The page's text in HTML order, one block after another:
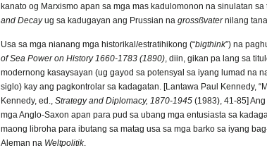
kanato og Marxismo apan sa mga mas kadulomonon na sinulatan
and Decayug sa kadugayan ang Prussian na grossßvaternilang
Usa sa mga nianang mga historikal/estratihikong (“bigthink”) na
of Sea Power on History 1660-1783 (1890), diin, gikan pa lang sa
modernong kasaysayan (ug gayod sa potensyal sa iyang lumad na
siglo) kay ang pagkontrolar sa kadagatan. [Lantawa Paul Kennedy,
Kennedy, ed., Strategy and Diplomacy, 1870-1945 (1983), 41-85]
mga Anglo-Saxon apan para pud sa ubang mga entusiasta sa
maong libroha para ibutang sa matag usa sa mga barko sa iyang
Aleman na Weltpolitik.